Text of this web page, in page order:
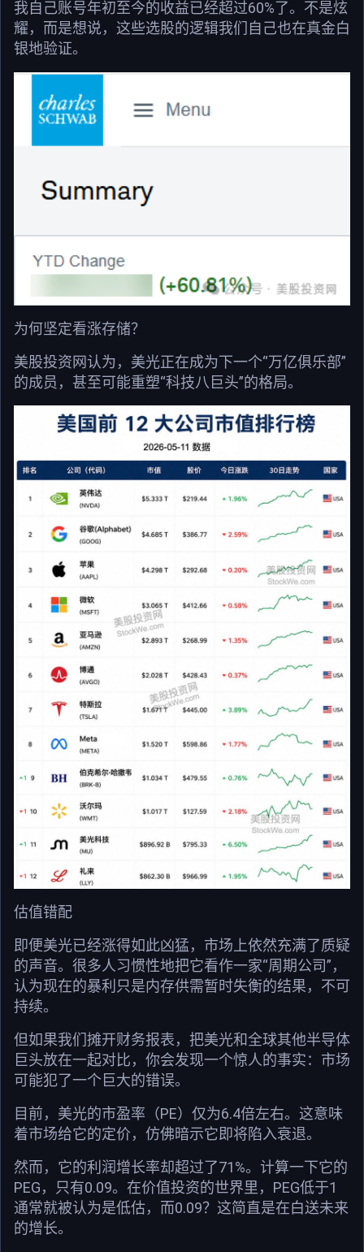
我自己账号年初至今的收益已经超过60%了。不是炫
耀，而是想说，这些选股的逻辑我们自己也在真金白
银地验证。
为何坚定看涨存储？
美股投资网认为，美光正在成为下一个“万亿俱乐部”
的成员，甚至可能重塑“科技八巨头”的格局。
估值错配
即便美光已经涨得如此凶猛，市场上依然充满了质疑
的声音。很多人习惯性地把它看作一家“周期公司”，
认为现在的暴利只是内存供需暂时失衡的结果，不可
持续。
但如果我们摊开财务报表，把美光和全球其他半导体
巨头放在一起对比，你会发现一个惊人的事实：市场
可能犯了一个巨大的错误。
目前，美光的市盈率（PE）仅为6.4倍左右。这意味
着市场给它的定价，仿佛暗示它即将陷入衰退。
然而，它的利润增长率却超过了71%。计算一下它的
PEG，只有0.09。在价值投资的世界里，PEG低于1
通常就被认为是低估，而0.09？这简直是在白送未来
的增长。